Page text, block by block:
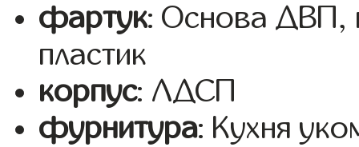
фартук: Основа ДВП,
пластик
корпус: ЛДСП
фурнитура: Кухня